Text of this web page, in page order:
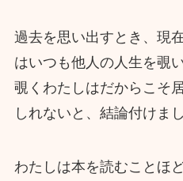
過去を思い出すとき、現
はいつも他人の人生を覗
覗くわたしはだからこそ
しれないと、結論付けまし
わたしは本を読むことほ